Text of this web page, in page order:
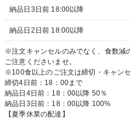
納品日3日前 18:00以降
納品日2日前 18:00以降
※注文キャンセルのみでなく、食数減
ご注意くださいませ。
※100食以上のご注文は締切・キャン
締切4日前：18：00まで
納品日4日前：18：00以降 50％
納品日3日前：18：00以降 100%
【夏季休業の配達】